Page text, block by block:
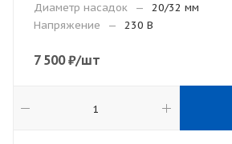
Диаметр насадок
—
20/32 мм
Напряжение
— 230 В
7 500₽/шт